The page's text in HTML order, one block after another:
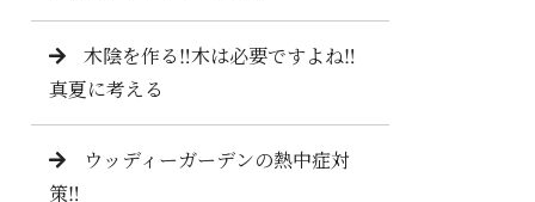
木陰を作る‼️木は必要ですよね‼️
真夏に考える
ウッディーガーデンの熱中症対
策‼️